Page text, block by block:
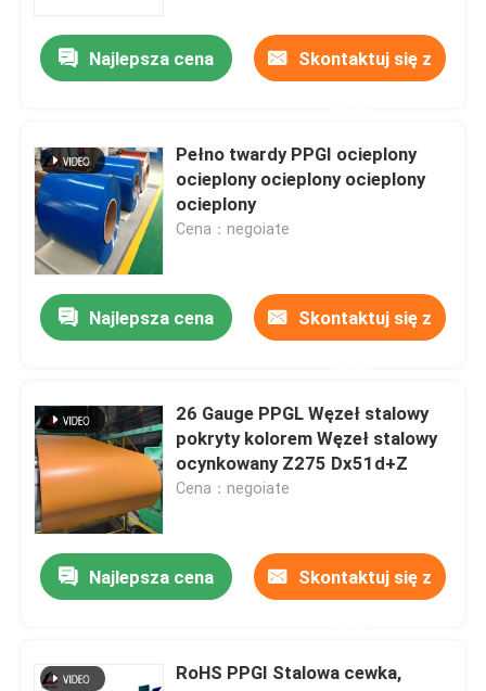
Sprawy
Węzeł stalowy ocynkowany
Cewka stalowa PPGI
Cewka ze stali węglowej
Wiązka H ze stali węglowej
stos blachy stalowej
Wzmocnione stalowe pręty
Kątownik ze stali węglowej
Najlepsza cena Skontaktuj się z
Pełno twardy PPGI ocieplony
ocieplony ocieplony ocieplony
ocieplony
Cena：negoiate
Najlepsza cena Skontaktuj się z
26 Gauge PPGL Węzeł stalowy
pokryty kolorem Węzeł stalowy
ocynkowany Z275 Dx51d+Z
Cena：negoiate
Najlepsza cena Skontaktuj się z
RoHS PPGI Stalowa cewka,